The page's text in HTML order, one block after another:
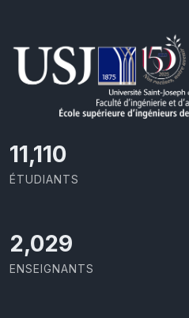
11,727
ÉTUDIANTS
2,142
ENSEIGNANTS